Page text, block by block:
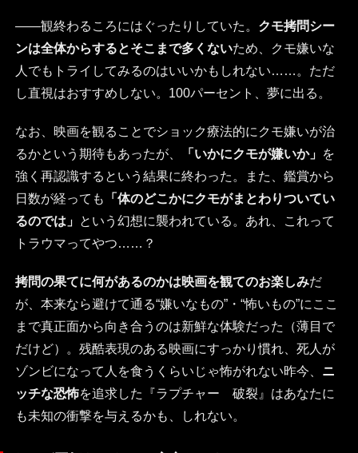
――観終わるころにはぐったりしていた。 クモ拷問シー
ンは全体からするとそこまで多くないため、クモ嫌いな
人でもトライしてみるのはいいかもしれない……。ただ
し直視はおすすめしない。100パーセント、夢に出る。
なお、映画を観ることでショック療法的にクモ嫌いが治
るかという期待もあったが、
「いかにクモが嫌いか」 を
強く再認識するという結果に終わった。また、鑑賞から
日数が経っても
「体のどこかにクモがまとわりついてい
るのでは」 という幻想に襲われている。あれ、これって
トラウマってやつ……？
拷問の果てに何があるのかは映画を観てのお楽しみだ
が、本来なら避けて通る“嫌いなもの”・“怖いもの”にここ
まで真正面から向き合うのは新鮮な体験だった（薄目で
だけど）。残酷表現のある映画にすっかり慣れ、死人が
ゾンビになって人を食うくらいじゃ怖がれない昨今、 ニ
ッチな恐怖を追求した『ラプチャー 破裂』はあなたに
も未知の衝撃を与えるかも、しれない。